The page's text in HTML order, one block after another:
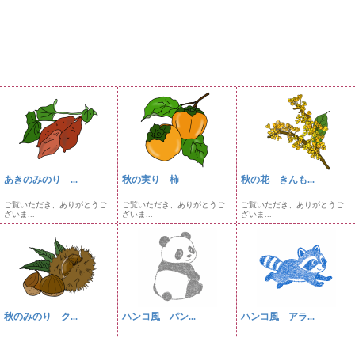
あきのみのり ...
ご覧いただき、ありがとうご
ざいま...
秋の実り 柿
ご覧いただき、ありがとうご
ざいま...
秋の花 きんも...
ご覧いただき、ありがとうご
ざいま...
秋のみのり ク... ハンコ風 パン... ハンコ風 アラ...